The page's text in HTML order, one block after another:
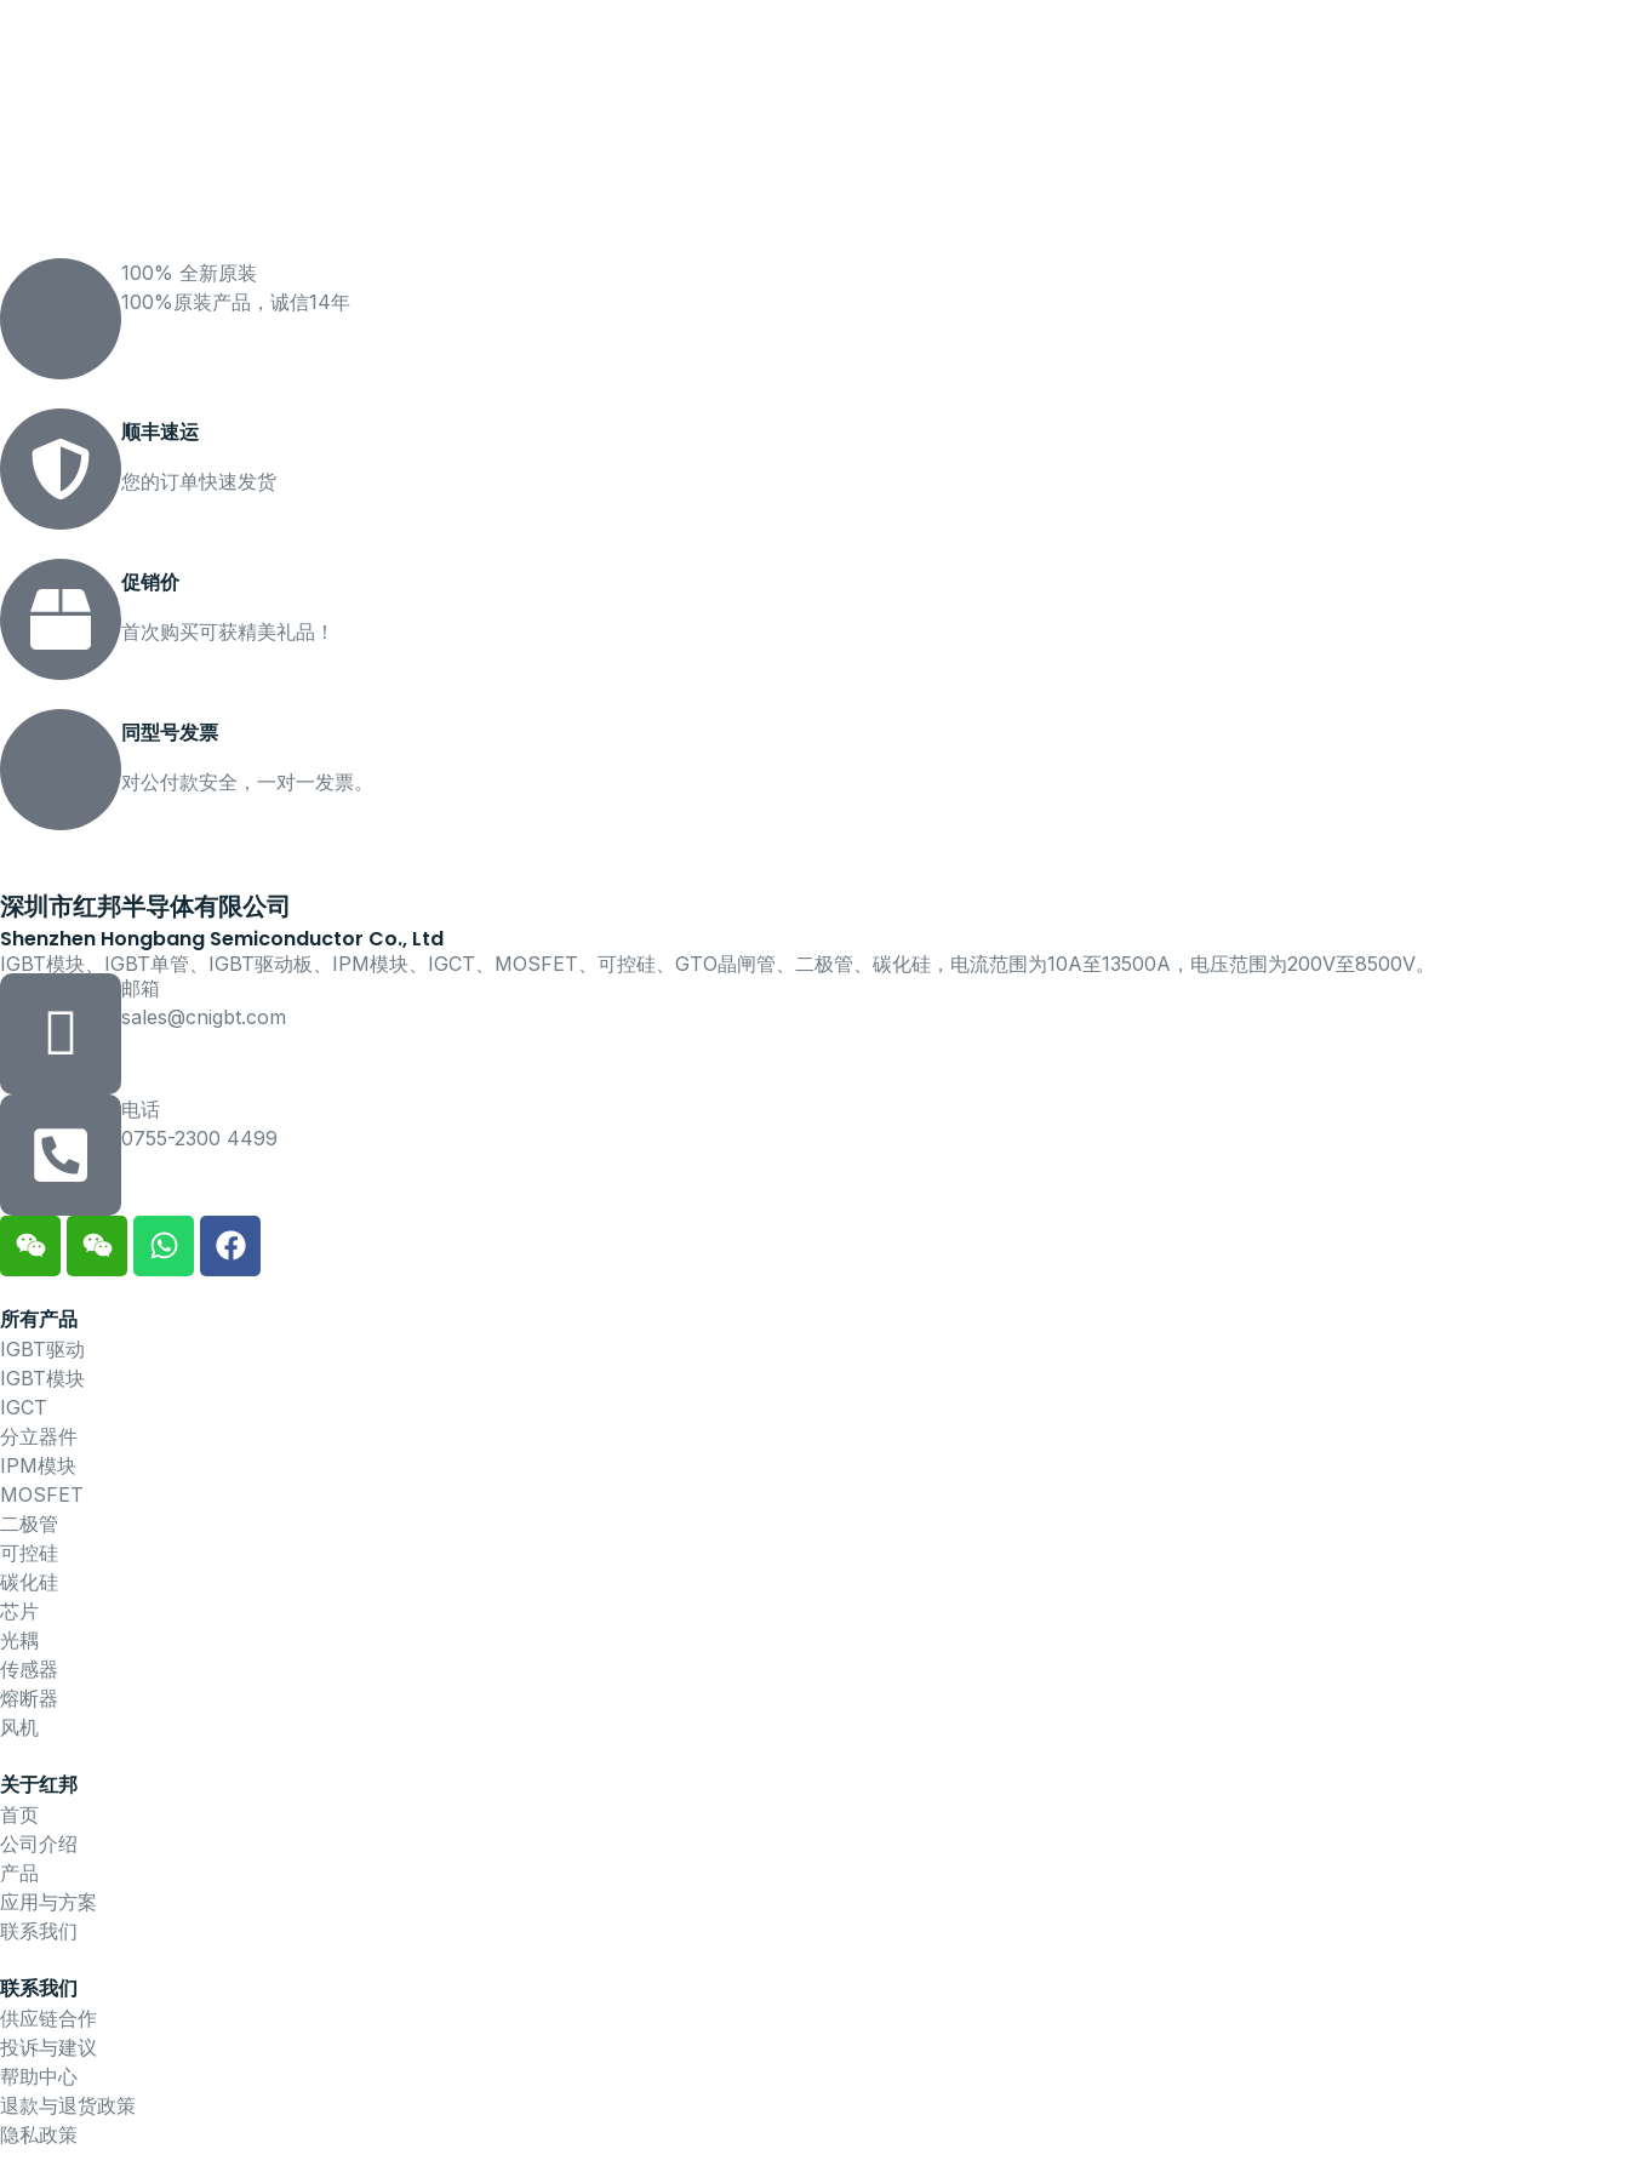
100% 全新原装
100%原装产品，诚信14年
顺丰速运
您的订单快速发货
促销价
首次购买可获精美礼品！
同型号发票
对公付款安全，一对一发票。
深圳市红邦半导体有限公司
Shenzhen Hongbang Semiconductor Co., Ltd
IGBT模块、IGBT单管、IGBT驱动板、IPM模块、IGCT、MOSFET、可控硅、GTO晶闸管、二极管、碳化硅，电流范围为10A至13500A，电压范围为200V至8500V。
邮箱
sales@cnigbt.com
电话
0755-2300 4499
所有产品
IGBT驱动
IGBT模块
IGCT
分立器件
IPM模块
MOSFET
二极管
可控硅
碳化硅
芯片
光耦
传感器
熔断器
风机
关于红邦
首页
公司介绍
产品
应用与方案
联系我们
联系我们
供应链合作
投诉与建议
帮助中心
退款与退货政策
隐私政策